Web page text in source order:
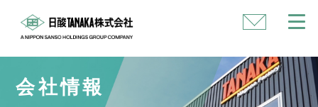
い
合
せ
会社情報